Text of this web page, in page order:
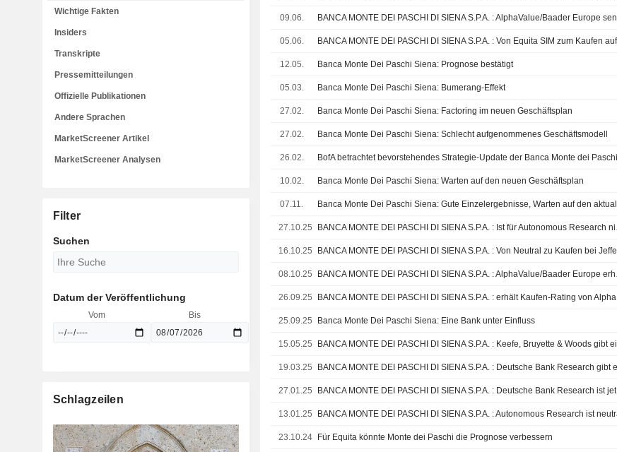
09.06.
05.06.
12.05. Banca Monte Dei Paschi Siena: Prognose bestätigt
05.03. Banca Monte Dei Paschi Siena: Bumerang-Effekt
27.02. Banca Monte Dei Paschi Siena: Factoring im neuen Geschäftsplan
27.02. Banca Monte Dei Paschi Siena: Schlecht aufgenommenes Geschäftsmodell
26.02.
10.02. Banca Monte Dei Paschi Siena: Warten auf den neuen Geschäftsplan
07.11.
27.10.25 BANCA
16.10.25
08.10.25 BANCA
26.09.25
25.09.25 Banca Monte Dei Paschi Siena: Eine Bank unter Einfluss
15.05.25
19.03.25
27.01.25
13.01.25 BANCA MONTE DEI PASCHI DI SIENA S.P.A. : Autonomous Research ist
23.10.24 Für Equita könnte Monte dei Paschi die Prognose verbessern
Wichtige Fakten
Insiders
Transkripte
Pressemitteilungen
Offizielle Publikationen
Andere Sprachen
MarketScreener Artikel
MarketScreener Analysen
Filter
Suchen
Datum der Veröffentlichung
Vom Bis
Schlagzeilen